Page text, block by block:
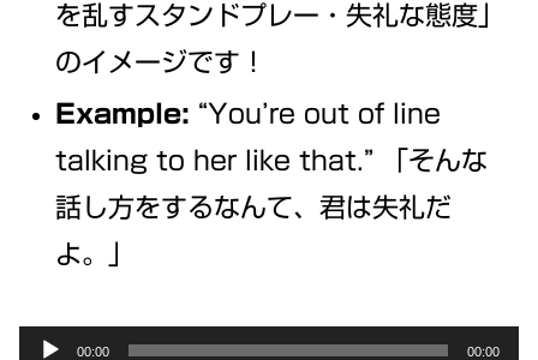
を乱すスタンドプレー・失礼な態度」
のイメージです！
Example: “You’re out of line
talking to her like that.” 「そんな
話し方をするなんて、君は失礼だ
よ。」
Audio
00:00 00:00